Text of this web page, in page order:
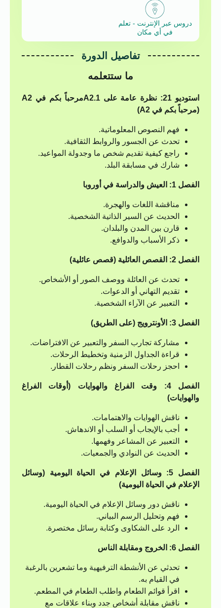
دروس عبر الإنترنت - تعلم
في أي مكان
تفاصيل الدورة
ما ستتعلمه
استوديو 21: نظرة عامة على A2.1
مرحباً بكم في A2
(مرحباً بكم في A2)
فهم النصوص المعلوماتية.
تحدث عن الجسور والروابط الثقافية.
راجع كيفية تقديم شخص ما وجدولة المواعيد.
شارك في مسابقة البلد.
الفصل 1: العيش والدراسة في أوروبا
مناقشة اللغات والهجرة.
الحديث عن السير الذاتية الشخصية.
قارن بين المدن والبلدان.
ذكر الأسباب والدوافع.
الفصل 2: القصص العائلية (قصص عائلية)
تحدث عن العائلة ووصف الصور أو الأشخاص.
تقديم التهاني أو الدعوات.
التعبير عن الآراء الشخصية.
الفصل 3: الأونترويج (على الطريق)
مشاركة تجارب السفر والتعبير عن الافتراضات.
قراءة الجداول الزمنية وتخطيط الرحلات.
احجز رحلات السفر ونظم رحلات القطار.
الفصل 4: وقت الفراغ والهوايات (أوقات الفراغ
والهوايات)
ناقش الهوايات والاهتمامات.
أجب بالإيجاب أو السلب أو الاندهاش.
التعبير عن المشاعر وفهمها.
الحديث عن النوادي والجمعيات.
الفصل 5: وسائل الإعلام في الحياة اليومية (وسائل
الإعلام في الحياة اليومية)
ناقش دور وسائل الإعلام في الحياة اليومية.
فهم وتحليل الرسم البياني.
الرد على الشكاوى وكتابة رسائل مختصرة.
الفصل 6: الخروج ومقابلة الناس
تحدثي عن الأنشطة الترفيهية وما تشعرين بالرغبة
في القيام به.
اقرأ قوائم الطعام واطلب الطعام في المطعم.
ناقش مقابلة أشخاص جدد وبناء علاقات مع